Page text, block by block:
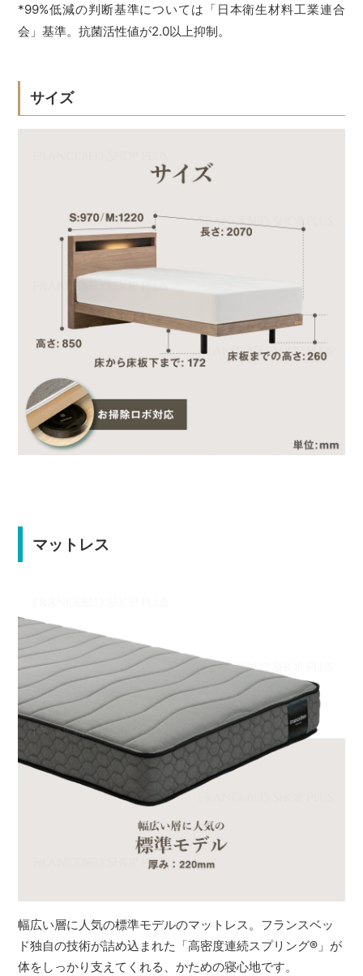
*99%低減の判断基準については「日本衛生材料工業連合
会」基準。抗菌活性値が2.0以上抑制。
サイズ
マットレス
幅広い層に人気の標準モデルのマットレス。フランスベッ
ド独自の技術が詰め込まれた「高密度連続スプリング® 」が
体をしっかり支えてくれる、かための寝心地です。